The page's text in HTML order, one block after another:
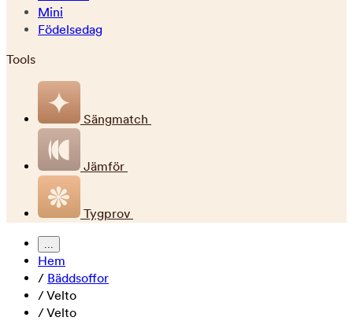
Mini
Födelsedag
Tools
Sängmatch
Jämför
Tygprov
...
Hem
/ Bäddsoffor
/Velto
/Velto